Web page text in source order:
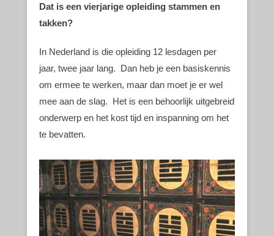
Dat is een vierjarige opleiding stammen en
takken?
In Nederland is die opleiding 12 lesdagen per
jaar, twee jaar lang. Dan heb je een basiskennis
om ermee te werken, maar dan moet je er wel
mee aan de slag. Het is een behoorlijk uitgebreid
onderwerp en het kost tijd en inspanning om het
te bevatten.